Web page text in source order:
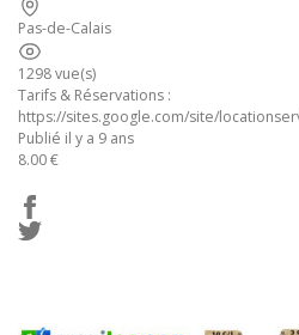
Pas-de-Calais
1298 vue(s)
Tarifs & Réservations :
https://sites.google.com/site/
Publié il y a 9 ans
8.00 €